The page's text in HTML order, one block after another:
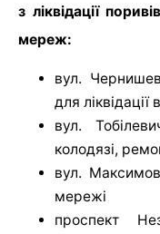
з ліквідації
мереж:
вул.
для ліквідації
вул.
колодязі,
вул.
мережі
проспект